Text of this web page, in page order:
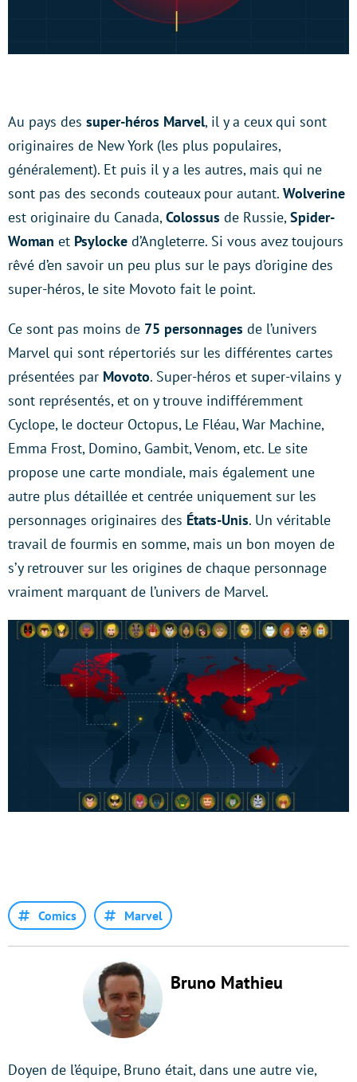
Au pays des super-héros Marvel, il y a ceux qui sont
originaires de New York (les plus populaires,
généralement). Et puis il y a les autres, mais qui ne
sont pas des seconds couteaux pour autant. Wolverine
est originaire du Canada,Colossus de Russie,Spider-
Woman et Psylocke d’Angleterre. Si vous avez toujours
rêvé d’en savoir un peu plus sur le pays d’origine des
super-héros, le site Movoto fait le point.
Ce sont pas moins de 75 personnages de l’univers
Marvel qui sont répertoriés sur les différentes cartes
présentées par Movoto. Super-héros et super-vilains y
sont représentés, et on y trouve indifféremment
Cyclope, le docteur Octopus, Le Fléau, War Machine,
Emma Frost, Domino, Gambit, Venom, etc. Le site
propose une carte mondiale, mais également une
autre plus détaillée et centrée uniquement sur les
personnages originaires des États-Unis. Un véritable
travail de fourmis en somme, mais un bon moyen de
s’y retrouver sur les origines de chaque personnage
vraiment marquant de l’univers de Marvel.
Comics Marvel
Bruno Mathieu
Doyen de l’équipe, Bruno était, dans une autre vie,